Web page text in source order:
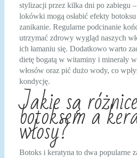
stylizacji przez kilka dni po zabiegu
lokówki mogą osłabić efekty
zanikanie. Regularne podcinanie
utrzymać zdrowy wygląd naszych
ich łamaniu się. Dodatkowo warto
dietę bogatą w witaminy i minerały
włosów oraz pić dużo wody, co
kondycję.
Jakie są
botoksem a
włosy?
Botoks i keratyna to dwa popularne